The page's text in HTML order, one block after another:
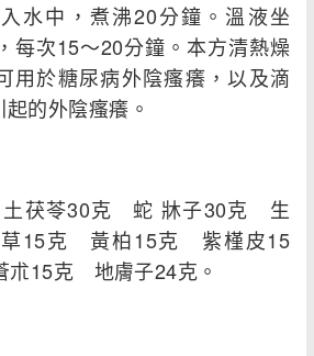
水中，煮沸20分鐘。溫液坐
每次15～20分鐘。本方清熱燥
用於糖尿病外陰瘙癢，以及滴
的外陰瘙癢。
土茯苓30克 蛇 牀子30克 生
15克 黃柏15克 紫槿皮15
15克 地膚子24克。